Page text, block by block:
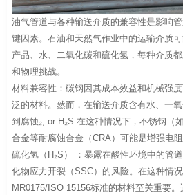
油气管道与各种输送介质的兼容性是影响
键因素。石油和天然气作业中的运输介质
产品、水、二氧化碳和硫化氢，每种介质
和物理挑战。
材料兼容性：碳钢因其成本效益和机械强
泛的材料。然而，在输送介质含有水、一
到腐蚀₂, or H₂S.在这种情况下，不锈钢（
合金等耐腐蚀合金（CRA）可能是增强电阻
硫化氢（H₂S） ：暴露在酸性环境中的管
化物应力开裂（SSC）的风险。在这种情
MR0175/ISO 15156标准的材料至关重要。